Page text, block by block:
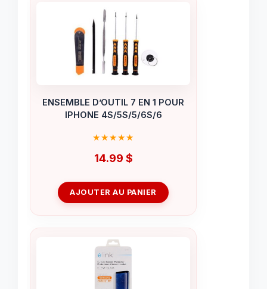
ENSEMBLE D’OUTIL 7 EN 1 POUR
IPHONE 4S/5S/5/6S/6
14.99 $
AJOUTER AU PANIER